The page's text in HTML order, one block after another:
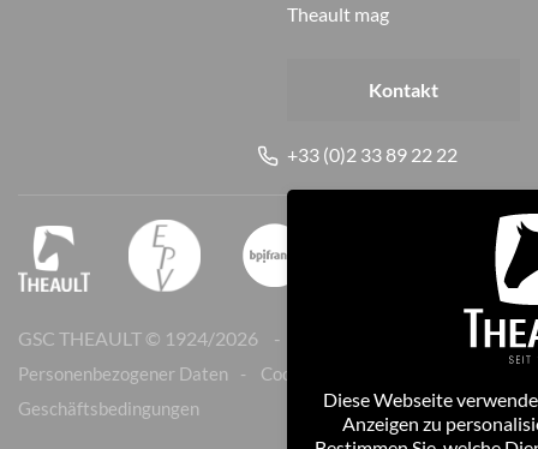
theault mag
Kontakt
+33 (0)2 33 89 22 22
GSC THEAULT © 1924/2026
Personenbezogener Daten
Cookies
Geschäftsbedingungen
Diese Webseite
Anzeigen zu